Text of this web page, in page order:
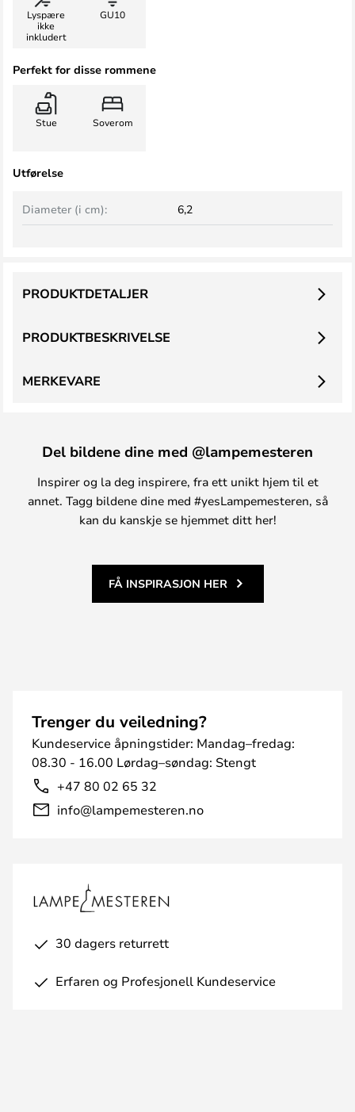
Lyspære
ikke
inkludert
GU10
Perfekt for disse rommene
Stue Soverom
Utførelse
Diameter (i cm): 6,2
PRODUKTBESKRIVELSE
PRODUKTDETALJER
MERKEVARE
Del bildene dine med @lampemesteren
Inspirer og la deg inspirere, fra ett unikt hjem til et
annet. Tagg bildene dine med #yesLampemesteren, så
kan du kanskje se hjemmet ditt her!
FÅ INSPIRASJON HER
Trenger du veiledning?
Kundeservice åpningstider: Mandag–fredag:
08.30 - 16.00 Lørdag–søndag: Stengt
+47 80 02 65 32
info@lampemesteren.no
30 dagers returrett
Erfaren og Profesjonell Kundeservice